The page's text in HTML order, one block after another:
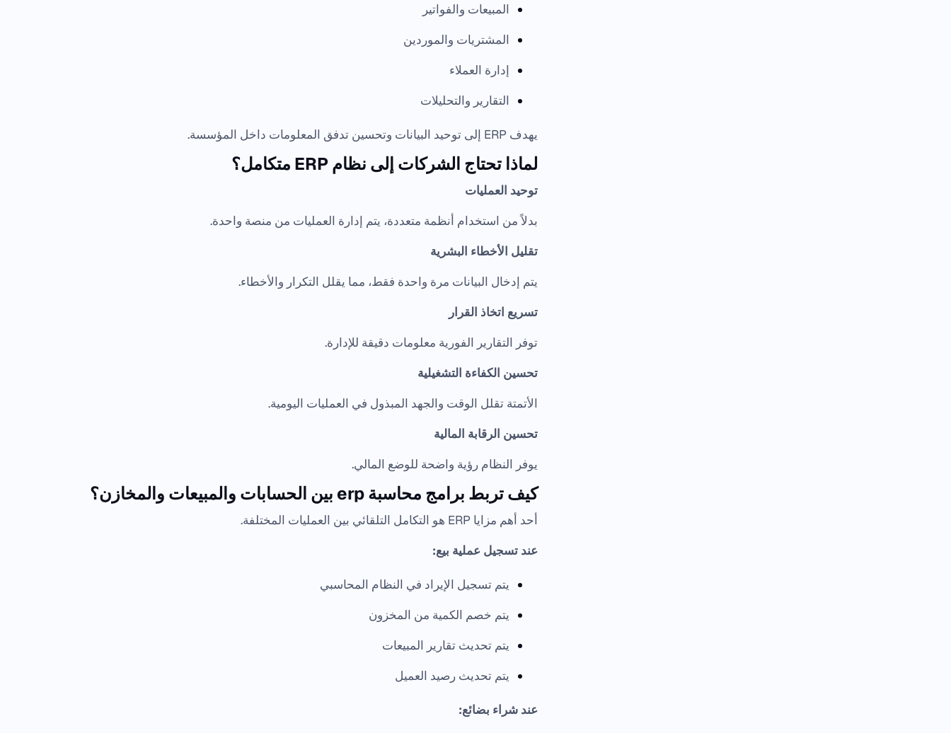
المبيعات والفواتير
المشتريات والموردين
إدارة العملاء
التقارير والتحليلات
يهدف ERP إلى توحيد البيانات وتحسين تدفق المعلومات داخل المؤسسة.
لماذا تحتاج الشركات إلى نظام ERP متكامل؟
توحيد العمليات
بدلاً من استخدام أنظمة متعددة، يتم إدارة العمليات من منصة واحدة.
تقليل الأخطاء البشرية
يتم إدخال البيانات مرة واحدة فقط، مما يقلل التكرار والأخطاء.
تسريع اتخاذ القرار
توفر التقارير الفورية معلومات دقيقة للإدارة.
تحسين الكفاءة التشغيلية
الأتمتة تقلل الوقت والجهد المبذول في العمليات اليومية.
تحسين الرقابة المالية
يوفر النظام رؤية واضحة للوضع المالي.
كيف تربط برامج محاسبة erp بين الحسابات والمبيعات والمخازن؟
أحد أهم مزايا ERP هو التكامل التلقائي بين العمليات المختلفة.
عند تسجيل عملية بيع:
يتم تسجيل الإيراد في النظام المحاسبي
يتم خصم الكمية من المخزون
يتم تحديث تقارير المبيعات
يتم تحديث رصيد العميل
عند شراء بضائع: